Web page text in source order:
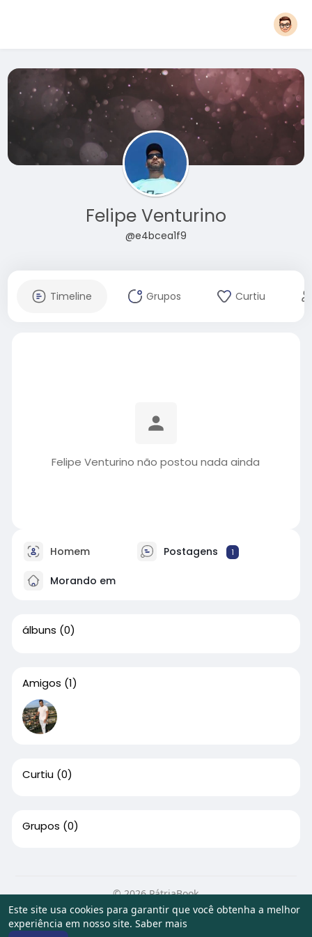
Este site usa cookies para garantir que você obtenha a melhor
experiência em nosso site. Saber mais
Felipe Venturino
@e4bcea1f9
Timeline Grupos Curtiu
Felipe Venturino não postou nada ainda
Homem Postagens 1
Morando em
álbuns (0)
Amigos (1)
Curtiu (0)
Grupos (0)
© 2026 PátriaBook
Início
Sobre Contato Privacidade
Termos de Uso
Artigos